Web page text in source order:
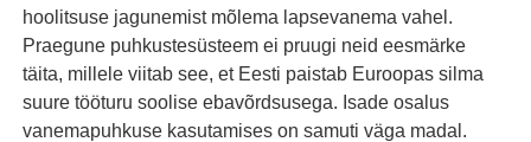
hoolitsuse jagunemist mõlema lapsevanema vahel.
Praegune puhkustesüsteem ei pruugi neid eesmärke
täita, millele viitab see, et Eesti paistab Euroopas silma
suure tööturu soolise ebavõrdsusega. Isade osalus
vanemapuhkuse kasutamises on samuti väga madal.